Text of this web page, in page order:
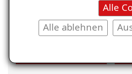
Alle
Alle ablehnen
Kostenlosen